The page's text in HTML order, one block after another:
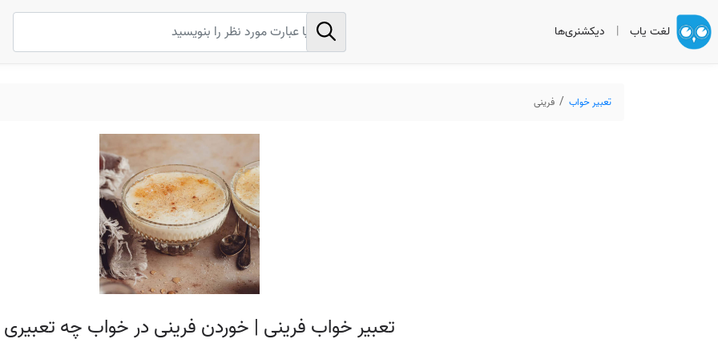
لغت یاب | دیکشنری‌ها
تعبیر خواب فرینی
تعبیر خواب فرینی | خوردن فرینی در خواب چه تعبیری